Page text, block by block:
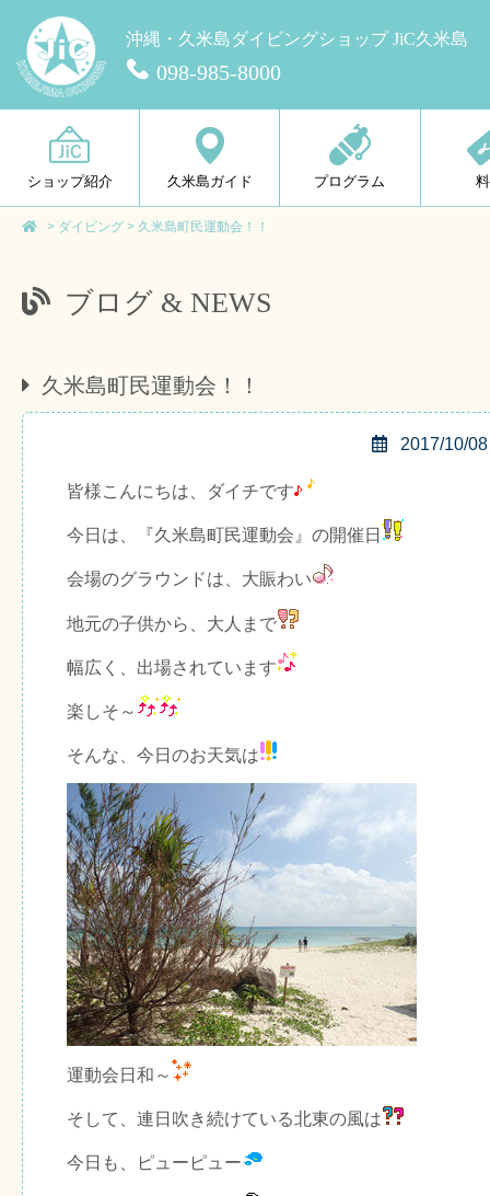
沖縄・久米島ダイビングショップ JiC久米島
098-985-8000
ショップ紹介 久米島ガイド プログラム
> ダイビング > 久米島町民運動会！！
ブログ & NEWS
久米島町民運動会！！
2017/10/08
皆様こんにちは、ダイチです
今日は、『久米島町民運動会』の開催日
会場のグラウンドは、大賑わい
地元の子供から、大人まで
幅広く、出場されています
楽しそ～
そんな、今日のお天気は
運動会日和～
そして、連日吹き続けている北東の風は
今日も、ピューピュー